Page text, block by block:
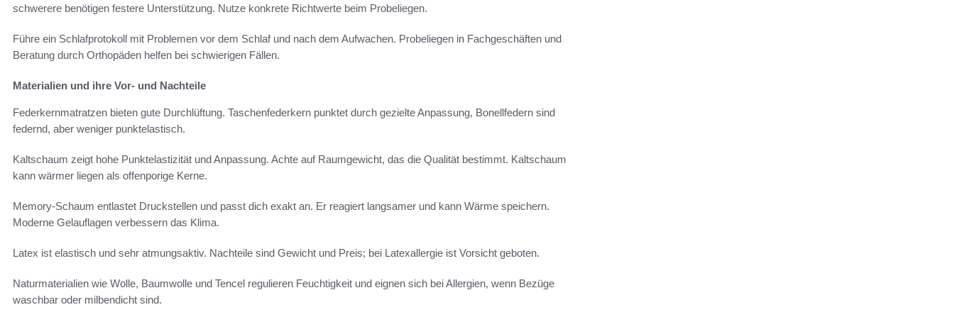
schwerere benötigen festere Unterstützung. Nutze konkrete Richtwerte beim Probeliegen.
Führe ein Schlafprotokoll mit Problemen vor dem Schlaf und nach dem Aufwachen. Probeliegen in Fachgeschäften und
Beratung durch Orthopäden helfen bei schwierigen Fällen.
Materialien und ihre Vor- und Nachteile
Federkernmatratzen bieten gute Durchlüftung. Taschenfederkern punktet durch gezielte Anpassung, Bonellfedern sind
federnd, aber weniger punktelastisch.
Kaltschaum zeigt hohe Punktelastizität und Anpassung. Achte auf Raumgewicht, das die Qualität bestimmt. Kaltschaum
kann wärmer liegen als offenporige Kerne.
Memory-Schaum entlastet Druckstellen und passt dich exakt an. Er reagiert langsamer und kann Wärme speichern.
Moderne Gelauflagen verbessern das Klima.
Latex ist elastisch und sehr atmungsaktiv. Nachteile sind Gewicht und Preis; bei Latexallergie ist Vorsicht geboten.
Naturmaterialien wie Wolle, Baumwolle und Tencel regulieren Feuchtigkeit und eignen sich bei Allergien, wenn Bezüge
waschbar oder milbendicht sind.